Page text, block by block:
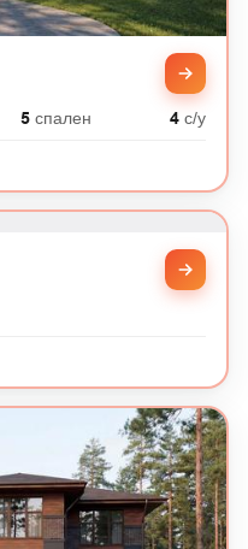
5спален 4с/у